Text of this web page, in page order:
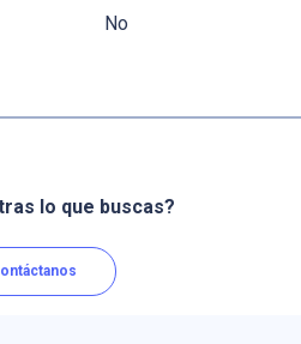
No
lo que buscas?